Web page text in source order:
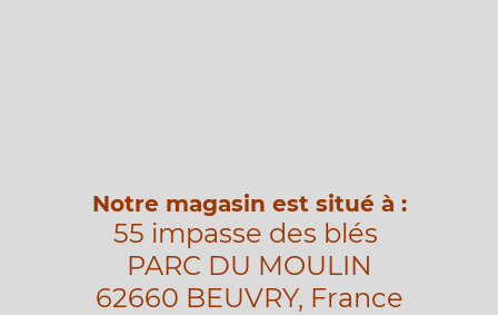
Notre magasin est situé à :
55 impasse des blés
PARC DU MOULIN
62660 BEUVRY, France